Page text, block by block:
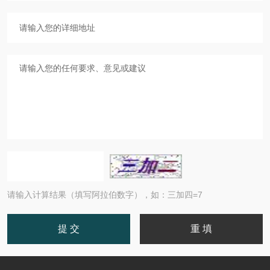
请输入计算结果（填写阿拉伯数字），如：三加四=7